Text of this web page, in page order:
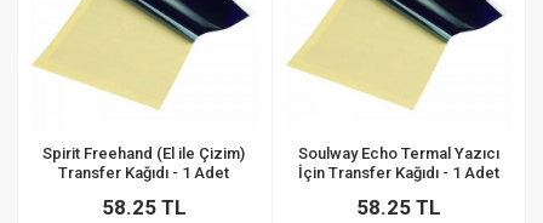
Spirit Freehand (El ile Çizim)
Transfer Kağıdı - 1 Adet
58.25 TL
Soulway Echo Termal Yazıcı
İçin Transfer Kağıdı - 1 Adet
58.25 TL